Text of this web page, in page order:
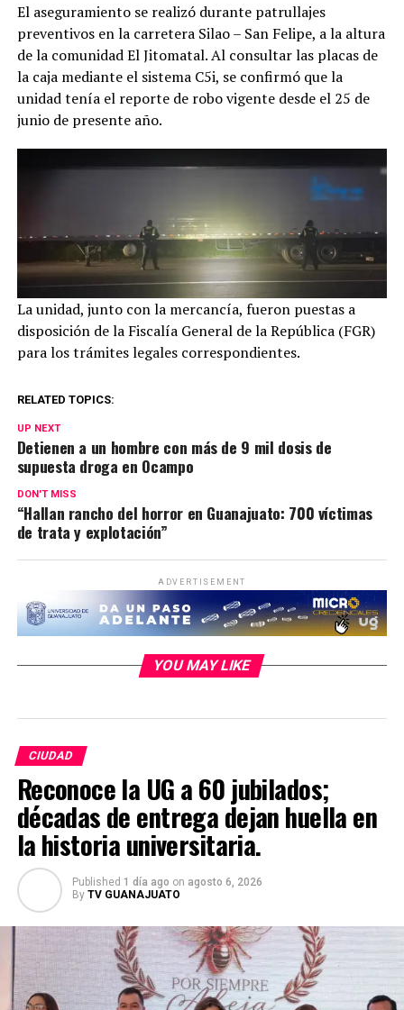
El aseguramiento se realizó durante patrullajes
preventivos en la carretera Silao – San Felipe, a la altura
de la comunidad El Jitomatal. Al consultar las placas de
la caja mediante el sistema C5i, se confirmó que la
unidad tenía el reporte de robo vigente desde el 25 de
junio de presente año.
La unidad, junto con la mercancía, fueron puestas a
disposición de la Fiscalía General de la República (FGR)
para los trámites legales correspondientes.
RELATED TOPICS:
UP NEXT
Detienen a un hombre con más de 9 mil dosis de
supuesta droga en Ocampo
DON'T MISS
“Hallan rancho del horror en Guanajuato: 700 víctimas
de trata y explotación”
ADVERTISEMENT
YOU MAY LIKE
CIUDAD
Reconoce la UG a 60 jubilados;
décadas de entrega dejan huella en
la historia universitaria.
Published 1 día ago on agosto 6, 2026
By TV GUANAJUATO